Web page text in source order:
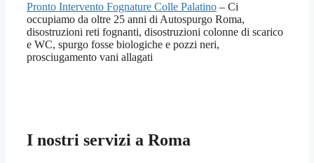
Pronto Intervento Fognature Colle Palatino – Ci
occupiamo da oltre 25 anni di Autospurgo Roma,
disostruzioni reti fognanti, disostruzioni colonne di scarico
e WC, spurgo fosse biologiche e pozzi neri,
prosciugamento vani allagati
I nostri servizi a Roma